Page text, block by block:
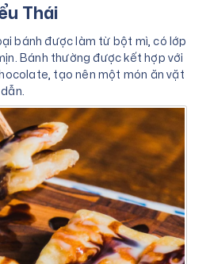
Thái
bánh được làm từ bột mì, có lớp
Bánh thường được kết hợp với
tạo nên một món ăn vặt